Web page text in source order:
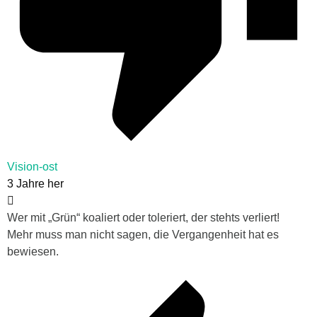
Vision-ost
3 Jahre her
Wer mit „Grün“ koaliert oder toleriert, der stehts verliert!
Mehr muss man nicht sagen, die Vergangenheit hat es
bewiesen.